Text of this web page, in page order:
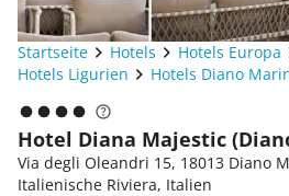
Startseite Hotels Hotels Europa
Hotels Ligurien
Hotels Diano
Hotel Diana Majestic
Via degli Oleandri 15, 18013 Diano
Italienische Riviera, Italien